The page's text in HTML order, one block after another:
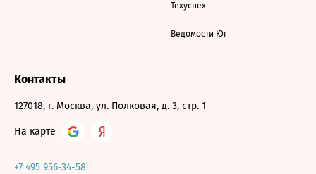
Техуспех
Ведомости Юг
Контакты
127018, г. Москва, ул. Полковая, д. 3, стр. 1
На карте
+7 495 956-34-58